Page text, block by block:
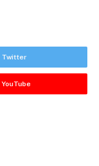
Twitter
YouTube